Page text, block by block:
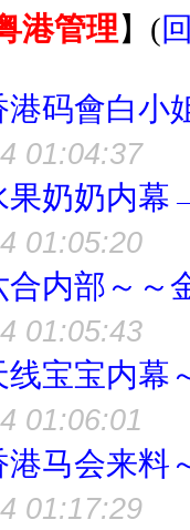
港管理】 (
港码會白
01:04:37
果奶奶内
01:05:20
合内部～
01:05:43
线宝宝内
01:06:01
港马会来
01:17:29